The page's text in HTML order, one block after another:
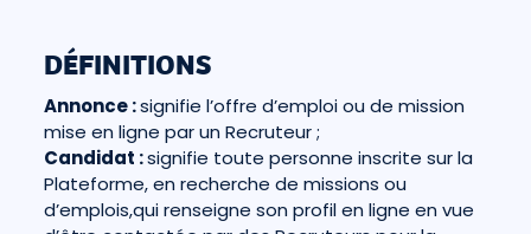
DÉFINITIONS
Annonce :signifie l’offre d’emploi ou de mission
mise en ligne par un Recruteur ;
Candidat :signifie toute personne inscrite sur la
Plateforme, en recherche de missions ou
d’emplois,qui renseigne son profil en ligne en vue